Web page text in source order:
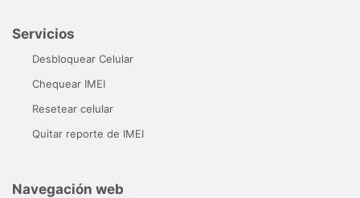
Servicios
Desbloquear Celular
Chequear IMEI
Resetear celular
Quitar reporte de IMEI
Navegación web